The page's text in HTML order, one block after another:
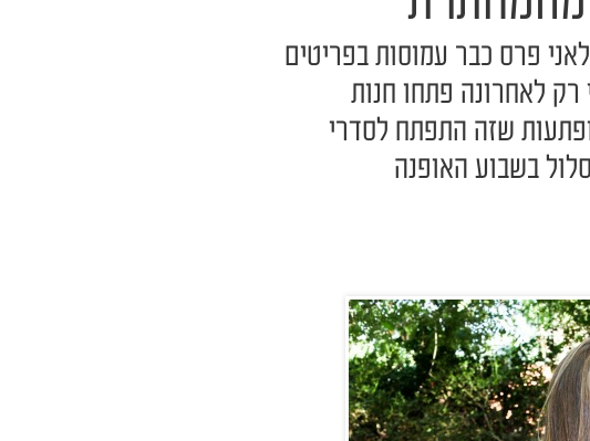
פרס כבר עמוסות בפריטים
רק לאחרונה פתחו חנות
שזה התפתח לסדרי
בשבוע האופנה